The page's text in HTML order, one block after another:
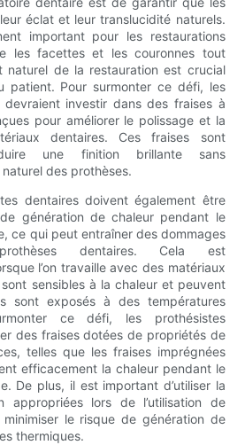
éclat et leur translucidité naturels.
important pour les restaurations
les facettes et les couronnes tout
naturel de la restauration est crucial
patient. Pour surmonter ce défi, les
devraient investir dans des fraises à
pour améliorer le polissage et la
dentaires. Ces fraises sont
une finition brillante sans
des prothèses.
dentaires doivent également être
génération de chaleur pendant le
ce qui peut entraîner des dommages
dentaires. Cela est
l’on travaille avec des matériaux
sensibles à la chaleur et peuvent
sont exposés à des températures
ce défi, les prothésistes
des fraises dotées de propriétés de
telles que les fraises imprégnées
efficacement la chaleur pendant le
De plus, il est important d’utiliser la
appropriées lors de l’utilisation de
le risque de génération de
thermiques.